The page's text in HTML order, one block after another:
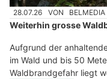
28.07.26 VON
Weiterhin grosse
Aufgrund der
im Wald und bis 50
Waldbrandgefahr liegt